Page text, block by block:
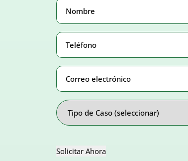
Nombre
Teléfono
Number(Obligatorio)
Correo
electrónico
Address
Tipo
de
Caso
Solicitar Ahora